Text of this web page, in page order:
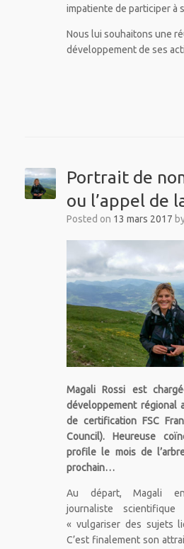
impatiente de participer à
Nous lui souhaitons une
développement de ses
Portrait de
ou l’appel de
Posted on 13 mars 2017
Magali Rossi est
développement régional
de certification FSC
Council). Heureuse
profile le mois de
prochain…
Au départ, Magali
journaliste
« vulgariser des sujets
C’est finalement son